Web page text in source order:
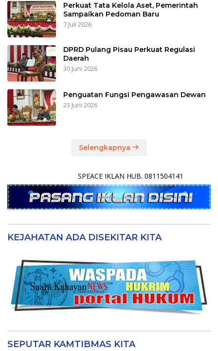
Perkuat Tata Kelola Aset, Pemerintah
Sampaikan Pedoman Baru
7 Juli 2026
DPRD Pulang Pisau Perkuat Regulasi
Daerah
30 Juni 2026
Penguatan Fungsi Pengawasan Dewan
23 Juni 2026
Selengkapnya
SPEACE IKLAN HUB. 0811504141
KEJAHATAN ADA DISEKITAR KITA
SEPUTAR KAMTIBMAS KITA